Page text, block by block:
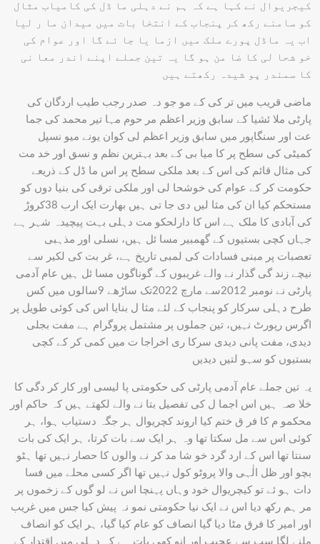
کیجریوال نے کہا ہے کہ ہم نے دہلی ما ڈل کی کامیاب مثال
کو سامنے رکھ کر پنجاب کے انتخا بات میں میدان ما ر لیا
اب یہ ماڈل پورے ملک میں ازما یا جا ئے گا اور عوام کی
خو شحا لی کا ضا من ہو گا یہ تین جملے اپنے اندر معا نی
کا سمندر پو شیدہ رکھتے ہیں
ماضی قریب میں تر کی کے مو جو دہ صدر رجب طیب اردگان کی
پارٹی ملا ئشیا کے سابق وزیر اعظم مر حوم مہا تیر محمد کی جما
عت اور سنگاپور میں سابق وزیر اعظم لی کوان یونے میو نسپل
کمیٹی کی سطح پر کا میا بی کے بعد بہترین نظم و نسق اور خد مت
کی مثال قائم کی اس کے بعد ملکی سطح پر اس ما ڈل کے ذریعے
حکومت کر کے عوام کی خوشحا لی اور ملکی ترقی کی بنیا دوں کو
مستحکم کیا ان کی مثا لیں دی جا تی ہیں بھارت ایک ارب 38کروڑ
کی آبادی کا ملک ہے اس کا دارلحکو مت دہلی بہت پیچیدہ شہر ہے
جہاں کچی بستیوں کے گھمبیر مسا ئل ہیں، نسلی اور مذہبی
تعصبات پر مبنی فسادات کی لمبی تاریخ ہے، غر بت کی لکیر سے
نیچے زند گی گذار نے والے غریبوں کے گوناگوں مسا ئل ہیں عام آدمی
پارٹی نے نومبر 2012سے مارچ 2022تک ساڑھے 9سالوں میں کس
طرح دہلی سرکار کو پنجاب کے لئے مثا ل بنایا اس کی کوئی طویل پر
اگرس رپورٹ نہیں، تین جملوں پر مشتمل پروگرام ہے مفت بجلی
دیدی، مفت پانی دیدی سرکا ری اخراجا ت میں کمی کر کے کچی
بستیوں کو سہو لتیں دیدیں
یہ تین جملے عام آدمی پارٹی کی حکومتی پا لیسی اور کار کر دگی کا
خلا صہ ہیں اس اجما ل کی تفصیل بتا نے والے لکھتے ہیں کہ حاکم اور
محکمو م کا فر ق ختم کیا اروند کچریوال ہر جگہ دستیاب ہوا، ہر
کوئی اس سے مل سکتا تھا وہ ہر ایک سے بات کرتا، ہر ایک کی بات
سنتا تھا اس کے ارد گرد خو شا مد کر نے والوں کا حصار نہیں تھا ہٹو
بچو اور ظل الٰہی والا پروٹو کول نہیں تھا اگر کسی محلے میں فسا
دات ہو ئے تو کیچریوال خود وہاں پہنچا اس نے لو گوں کے زخموں پر
مر ہم رکھ دیا اس نے ایک نیا حکومتی نمو نہ پیش کیا جس میں غریب
اور امیر کا فرق مٹا دیا گیا انصاف کو عام کیا گیا، ہر ایک کو انصاف
ملنے لگا سب سے عجیب اور انو کھی بات ہے کہ دہلی میں اقتدار کے